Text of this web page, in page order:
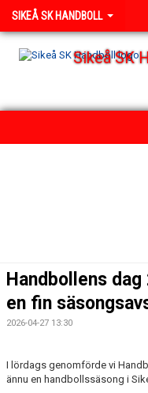
SIKEÅ SK HANDBOLL
Sikeå SK
KALENDER
MATCHER
DOKUMENT
Handbollens
en fin
2026-04-27 13:30
I lördags genomförde vi
ännu en handbollssäsong i